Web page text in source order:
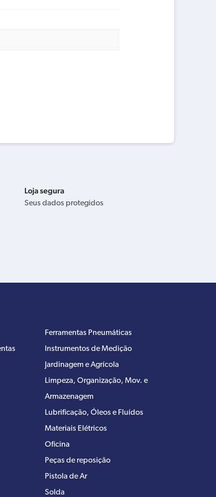
Loja segura
Seus dados protegidos
Ferramentas Pneumáticas
Instrumentos de Medição
Jardinagem e Agrícola
Limpeza, Organização, Mov. e
Armazenagem
Lubrificação, Óleos e Fluídos
Materiais Elétricos
Oficina
Peças de reposição
Pistola de Ar
Solda